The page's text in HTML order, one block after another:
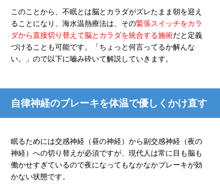
このことから、不眠とは脳とカラダがズレたまま朝を迎え
ることになり、海水温熱療法は、その緊張スイッチをカラ
ダから直接切り替えて脳とカラダを統合する施術だと定義
づけることも可能です。「ちょっと何言ってるか解んな
い。」ので以下に嚙み砕いて解説していきます。
自律神経のブレーキを体温で優しくかけ直す
眠るためには交感神経（昼の神経）から副交感神経（夜の
神経）への切り替えが必須ですが、現代人は常に目も脳も
働かせすぎているので夜になってもなかなかブレーキが効
かない状態です。